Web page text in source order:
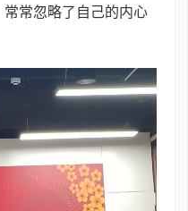
常忽略了自己的内心